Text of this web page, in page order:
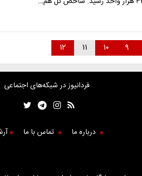
۹ ۱۰ ۱۱ ۱۲
فردانیوز در شبکه‌های اجتماعی
درباره ما تماس با ما